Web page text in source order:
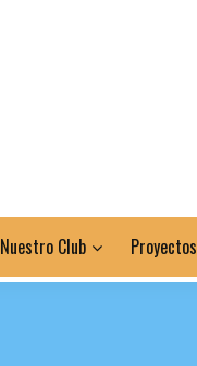
Nuestro Club Proyectos